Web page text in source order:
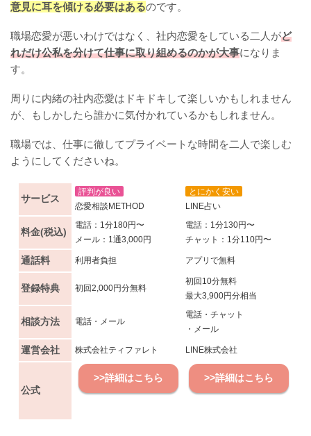
意見に耳を傾ける必要はあるのです。
職場恋愛が悪いわけではなく、社内恋愛をしている二人がど
れだけ公私を分けて仕事に取り組めるのかが大事になりま
す。
周りに内緒の社内恋愛はドキドキして楽しいかもしれません
が、もしかしたら誰かに気付かれているかもしれません。
職場では、仕事に徹してプライベートな時間を二人で楽しむ
ようにしてくださいね。
サービス
評判が良い
恋愛相談METHOD
とにかく安い
LINE占い
料金(税込)
電話：1分180円〜
メール：1通3,000円
電話：1分130円〜
チャット：1分110円〜
通話料 利用者負担 アプリで無料
登録特典 初回2,000円分無料
初回10分無料
最大3,900円分相当
相談方法 電話・メール
電話・チャット
・メール
運営会社 株式会社ティファレト LINE株式会社
公式
>>詳細はこちら >>詳細はこちら